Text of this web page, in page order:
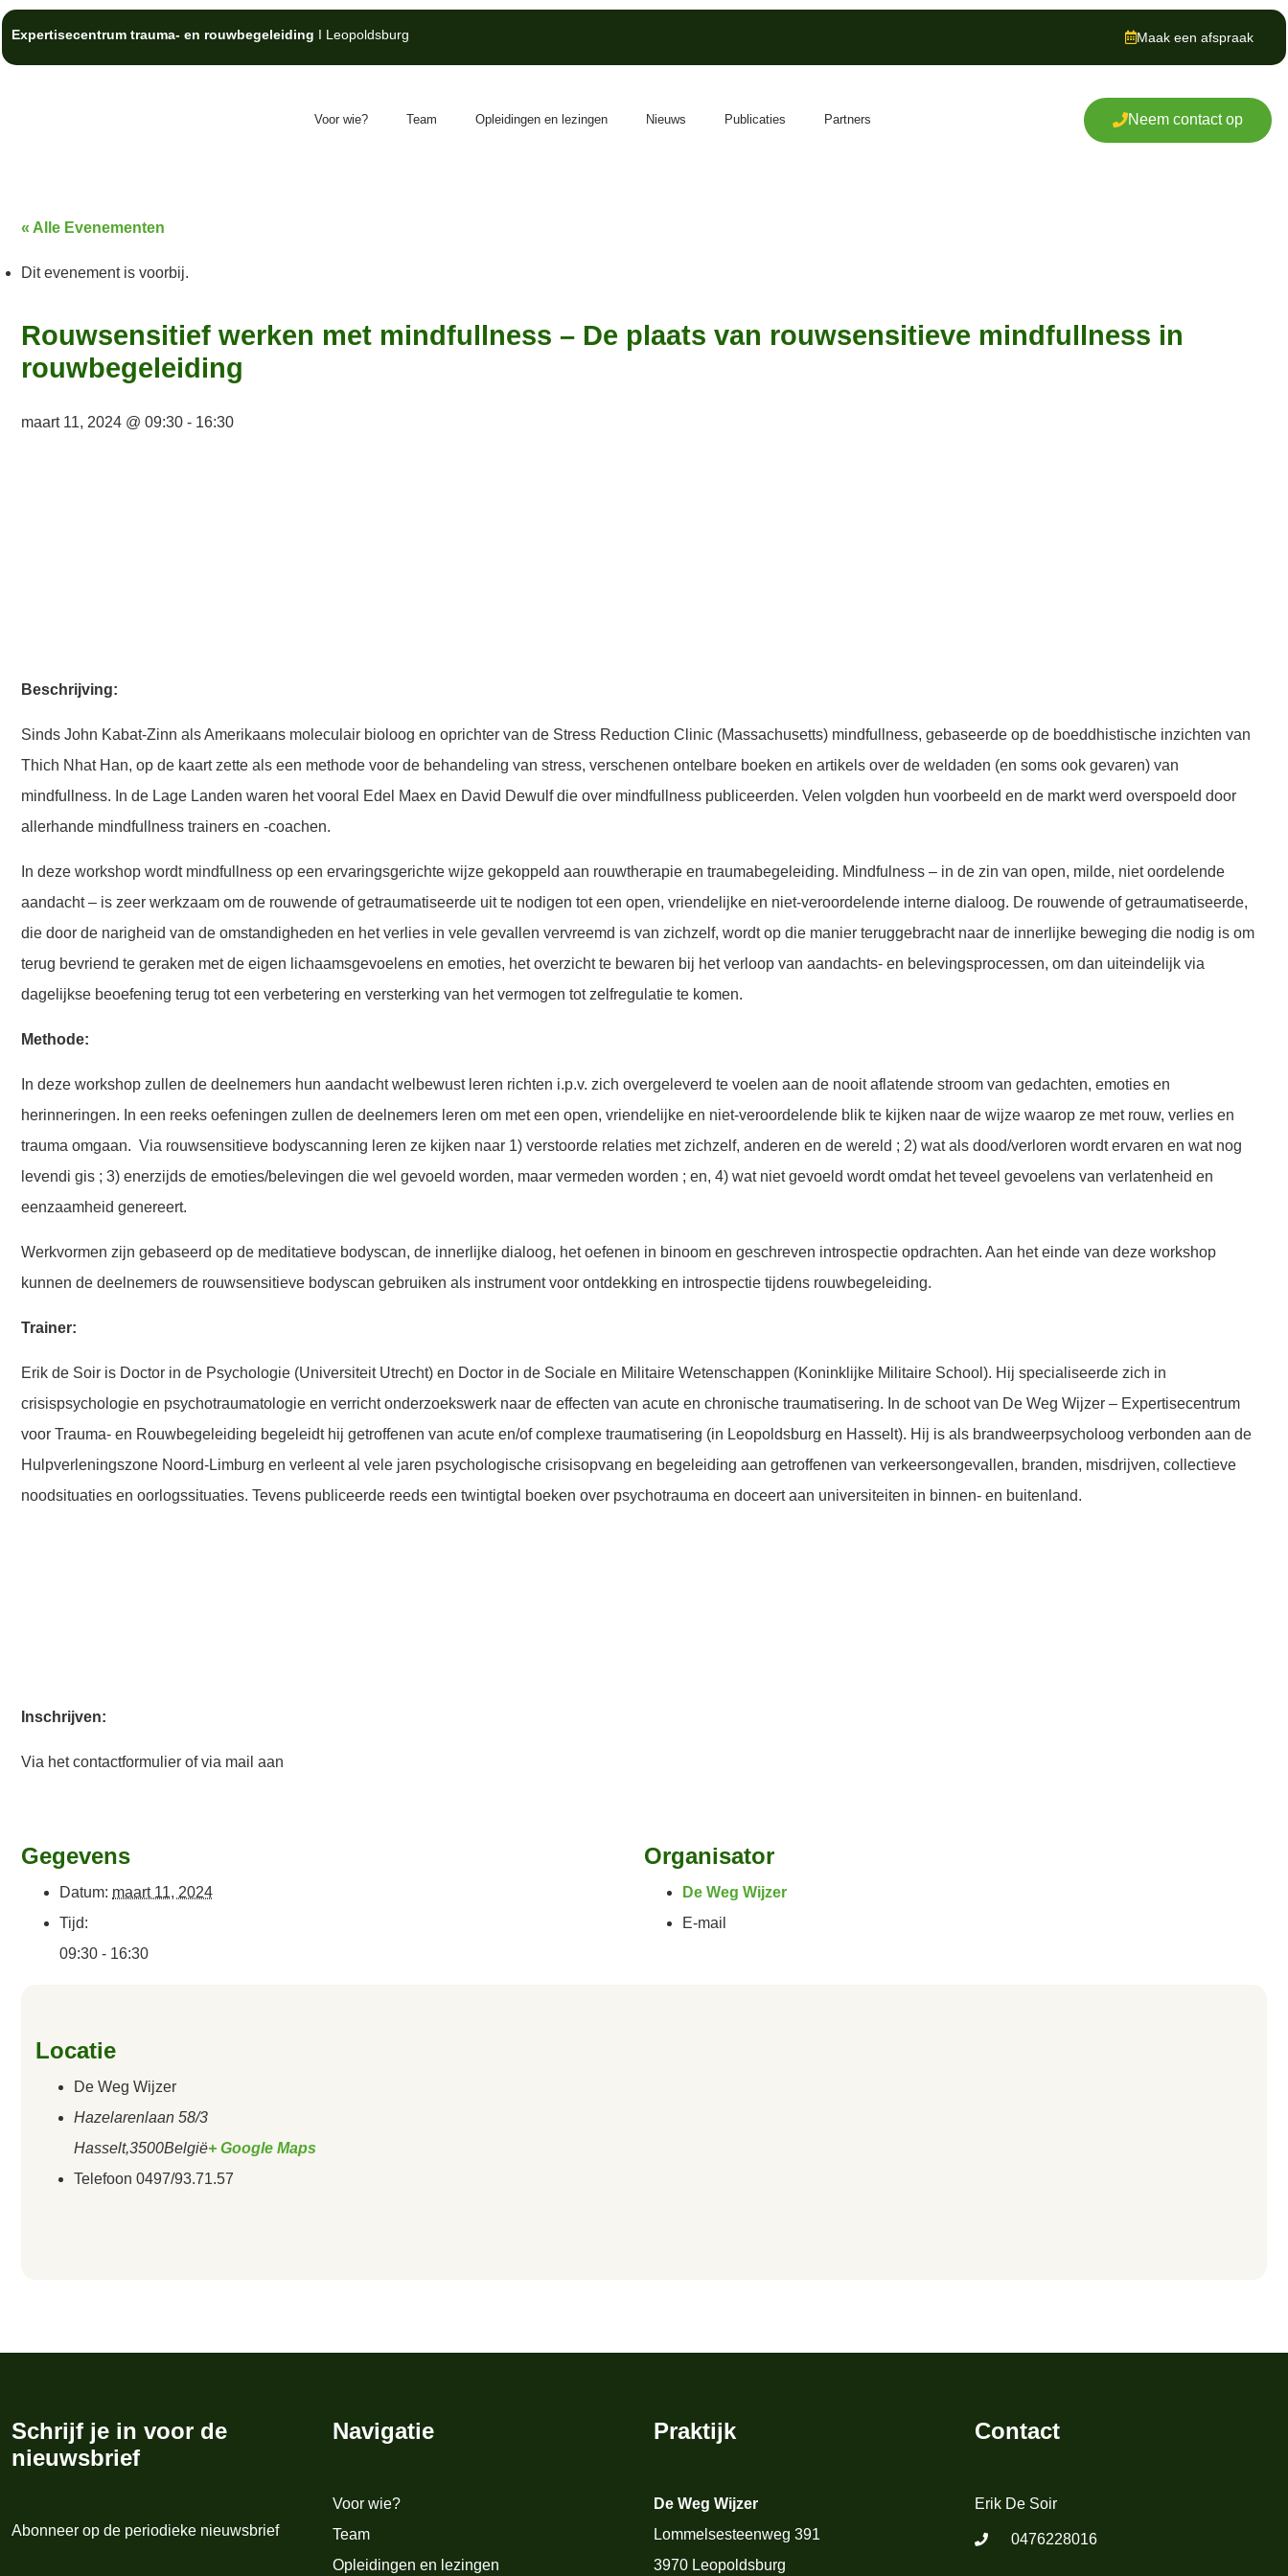
Expertisecentrum trauma- en rouwbegeleiding I Leopoldsburg Maak een afspraak
Voor wie? Team Opleidingen en lezingen Nieuws Publicaties Partners Neem contact op
« Alle Evenementen
Dit evenement is voorbij.
Rouwsensitief werken met mindfullness – De plaats van rouwsensitieve mindfullness in
rouwbegeleiding
maart 11, 2024 @ 09:30 - 16:30
Beschrijving:
Sinds John Kabat-Zinn als Amerikaans moleculair bioloog en oprichter van de Stress Reduction Clinic (Massachusetts) mindfullness, gebaseerde op de boeddhistische inzichten van
Thich Nhat Han, op de kaart zette als een methode voor de behandeling van stress, verschenen ontelbare boeken en artikels over de weldaden (en soms ook gevaren) van
mindfullness. In de Lage Landen waren het vooral Edel Maex en David Dewulf die over mindfullness publiceerden. Velen volgden hun voorbeeld en de markt werd overspoeld door
allerhande mindfullness trainers en -coachen.
In deze workshop wordt mindfullness op een ervaringsgerichte wijze gekoppeld aan rouwtherapie en traumabegeleiding. Mindfulness – in de zin van open, milde, niet oordelende
aandacht – is zeer werkzaam om de rouwende of getraumatiseerde uit te nodigen tot een open, vriendelijke en niet-veroordelende interne dialoog. De rouwende of getraumatiseerde,
die door de narigheid van de omstandigheden en het verlies in vele gevallen vervreemd is van zichzelf, wordt op die manier teruggebracht naar de innerlijke beweging die nodig is om
terug bevriend te geraken met de eigen lichaamsgevoelens en emoties, het overzicht te bewaren bij het verloop van aandachts- en belevingsprocessen, om dan uiteindelijk via
dagelijkse beoefening terug tot een verbetering en versterking van het vermogen tot zelfregulatie te komen.
Methode:
In deze workshop zullen de deelnemers hun aandacht welbewust leren richten i.p.v. zich overgeleverd te voelen aan de nooit aflatende stroom van gedachten, emoties en
herinneringen. In een reeks oefeningen zullen de deelnemers leren om met een open, vriendelijke en niet-veroordelende blik te kijken naar de wijze waarop ze met rouw, verlies en
trauma omgaan. Via rouwsensitieve bodyscanning leren ze kijken naar 1) verstoorde relaties met zichzelf, anderen en de wereld ; 2) wat als dood/verloren wordt ervaren en wat nog
levendi gis ; 3) enerzijds de emoties/belevingen die wel gevoeld worden, maar vermeden worden ; en, 4) wat niet gevoeld wordt omdat het teveel gevoelens van verlatenheid en
eenzaamheid genereert.
Werkvormen zijn gebaseerd op de meditatieve bodyscan, de innerlijke dialoog, het oefenen in binoom en geschreven introspectie opdrachten. Aan het einde van deze workshop
kunnen de deelnemers de rouwsensitieve bodyscan gebruiken als instrument voor ontdekking en introspectie tijdens rouwbegeleiding.
Trainer:
Erik de Soir is Doctor in de Psychologie (Universiteit Utrecht) en Doctor in de Sociale en Militaire Wetenschappen (Koninklijke Militaire School). Hij specialiseerde zich in
crisispsychologie en psychotraumatologie en verricht onderzoekswerk naar de effecten van acute en chronische traumatisering. In de schoot van De Weg Wijzer – Expertisecentrum
voor Trauma- en Rouwbegeleiding begeleidt hij getroffenen van acute en/of complexe traumatisering (in Leopoldsburg en Hasselt). Hij is als brandweerpsycholoog verbonden aan de
Hulpverleningszone Noord-Limburg en verleent al vele jaren psychologische crisisopvang en begeleiding aan getroffenen van verkeersongevallen, branden, misdrijven, collectieve
noodsituaties en oorlogssituaties. Tevens publiceerde reeds een twintigtal boeken over psychotrauma en doceert aan universiteiten in binnen- en buitenland.
Inschrijven:
Via het contactformulier of via mail aan
Gegevens
Datum: maart 11, 2024
Tijd:
09:30 - 16:30
Organisator
De Weg Wijzer
E-mail
Locatie
De Weg Wijzer
Hazelarenlaan 58/3
Hasselt,3500België+ Google Maps
Telefoon 0497/93.71.57
Schrijf je in voor de
nieuwsbrief
Abonneer op de periodieke nieuwsbrief
Navigatie
Voor wie?
Team
Opleidingen en lezingen
Praktijk
De Weg Wijzer
Lommelsesteenweg 391
3970 Leopoldsburg
Contact
Erik De Soir
0476228016